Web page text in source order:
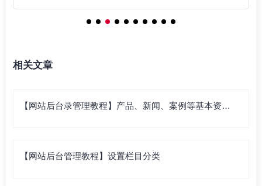
相关文章
【网站后台录管理教程】产品、新闻、案例等基本资料
【网站后台管理教程】设置栏目分类